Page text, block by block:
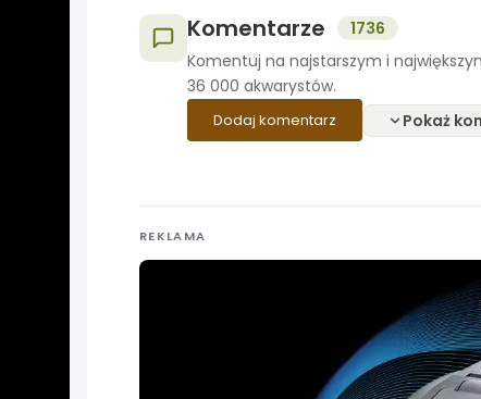
Komentarze
1736
Komentuj na najstarszym i
36 000 akwarystów.
Dodaj komentarz Pokaż
REKLAMA